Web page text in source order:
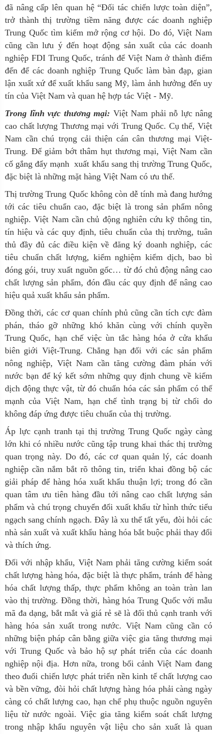
đã nâng cấp lên quan hệ “Đối tác chiến lược toàn diện”,
trở thành thị trường tiềm năng được các doanh nghiệp
Trung Quốc tìm kiếm mở rộng cơ hội. Do đó, Việt Nam
cũng cần lưu ý đến hoạt động sản xuất của các doanh
nghiệp FDI Trung Quốc, tránh để Việt Nam ở thành điểm
đến để các doanh nghiệp Trung Quốc làm bàn đạp, gian
lận xuất xứ để xuất khẩu sang Mỹ, làm ảnh hưởng đến uy
tín của Việt Nam và quan hệ hợp tác Việt - Mỹ.
Trong lĩnh vực thương mại: Việt Nam phải nỗ lực nâng
cao chất lượng Thương mại với Trung Quốc. Cụ thể, Việt
Nam cần chú trọng cải thiện cán cân thương mại Việt-
Trung. Để giảm bớt thâm hụt thương mại, Việt Nam cần
cố gắng đẩy mạnh xuất khẩu sang thị trường Trung Quốc,
đặc biệt là những mặt hàng Việt Nam có ưu thế.
Thị trường Trung Quốc không còn dễ tính mà đang hướng
tới các tiêu chuẩn cao, đặc biệt là trong sản phẩm nông
nghiệp. Việt Nam cần chủ động nghiên cứu kỹ thông tin,
tín hiệu và các quy định, tiêu chuẩn của thị trường, tuân
thủ đầy đủ các điều kiện về đăng ký doanh nghiệp, các
tiêu chuẩn chất lượng, kiểm nghiệm kiểm dịch, bao bì
đóng gói, truy xuất nguồn gốc… từ đó chủ động nâng cao
chất lượng sản phẩm, đón đầu các quy định để nâng cao
hiệu quả xuất khẩu sản phẩm.
Đồng thời, các cơ quan chính phủ cũng cần tích cực đàm
phán, tháo gỡ những khó khăn cùng với chính quyền
Trung Quốc, hạn chế việc ùn tắc hàng hóa ở cửa khẩu
biên giới Việt-Trung. Chẳng hạn đối với các sản phẩm
nông nghiệp, Việt Nam cần tăng cường đàm phán với
nước bạn để ký kết sớm những quy định chung về kiểm
dịch động thực vật, từ đó chuẩn hóa các sản phẩm có thế
mạnh của Việt Nam, hạn chế tình trạng bị từ chối do
không đáp ứng được tiêu chuẩn của thị trường.
Áp lực cạnh tranh tại thị trường Trung Quốc ngày càng
lớn khi có nhiều nước cũng tập trung khai thác thị trường
quan trọng này. Do đó, các cơ quan quản lý, các doanh
nghiệp cần nắm bắt rõ thông tin, triển khai đồng bộ các
giải pháp để hàng hóa xuất khẩu thuận lợi; trong đó cần
quan tâm ưu tiên hàng đầu tới nâng cao chất lượng sản
phẩm và chú trọng chuyển đổi xuất khẩu từ hình thức tiểu
ngạch sang chính ngạch. Đây là xu thế tất yếu, đòi hỏi các
nhà sản xuất và xuất khẩu hàng hóa bắt buộc phải thay đổi
và thích ứng.
Đối với nhập khẩu, Việt Nam phải tăng cường kiểm soát
chất lượng hàng hóa, đặc biệt là thực phẩm, tránh để hàng
hóa chất lượng thấp, thực phẩm không an toàn tràn lan
vào thị trường. Đồng thời, hàng hóa Trung Quốc với mẫu
mã đa dạng, bắt mắt và giá rẻ sẽ là đối thủ cạnh tranh với
hàng hóa sản xuất trong nước. Việt Nam cũng cần có
những biện pháp cân bằng giữa việc gia tăng thương mại
với Trung Quốc và bảo hộ sự phát triển của các doanh
nghiệp nội địa. Hơn nữa, trong bối cảnh Việt Nam đang
theo đuổi chiến lược phát triển nền kinh tế chất lượng cao
và bền vững, đòi hỏi chất lượng hàng hóa phải càng ngày
càng có chất lượng cao, hạn chế phụ thuộc nguồn nguyên
liệu từ nước ngoài. Việc gia tăng kiểm soát chất lượng
trong nhập khẩu nguyên vật liệu cho sản xuất là quan